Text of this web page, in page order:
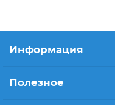
Информация
Полезное